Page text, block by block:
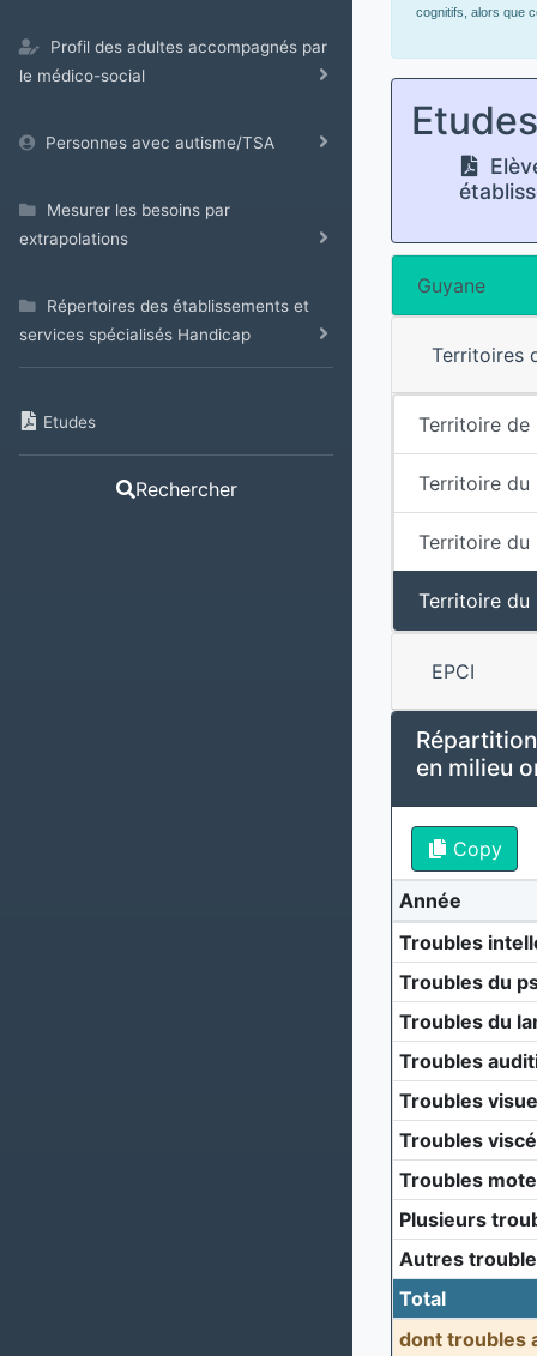
Profil des adultes accompagnés par
le médico-social
Personnes avec autisme/TSA
Mesurer les besoins par
extrapolations
Répertoires des établissements et
services spécialisés Handicap
Etudes
Rechercher
cognitifs, alors que
Etudes
Guyane
Territoires
Territoire de
Territoire du
Territoire du
Territoire
EPCI
en milieu
Copy
Année
Troubles
Troubles du
Troubles du
Troubles
Troubles
Troubles
Troubles
Plusieurs
Autres
Total
dont troubles